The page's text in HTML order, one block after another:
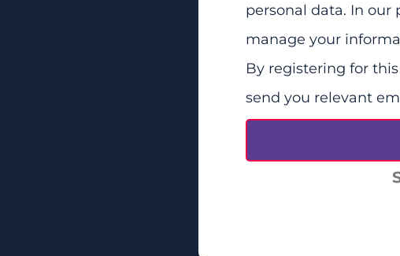
personal data. In our
manage your
By registering for
send you relevant